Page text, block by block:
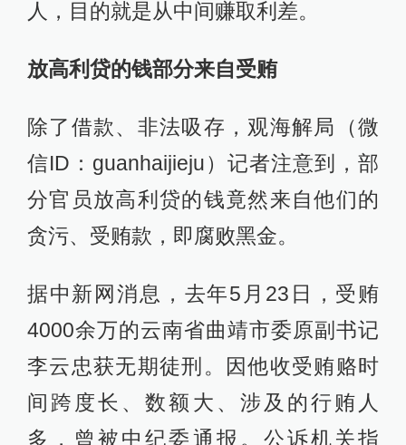
人，目的就是从中间赚取利差。
放高利贷的钱部分来自受贿
除了借款、非法吸存，观海解局（微
信ID：guanhaijieju）记者注意到，部
分官员放高利贷的钱竟然来自他们的
贪污、受贿款，即腐败黑金。
据中新网消息，去年5月23日，受贿
4000余万的云南省曲靖市委原副书记
李云忠获无期徒刑。因他收受贿赂时
间跨度长、数额大、涉及的行贿人
多，曾被中纪委通报。公诉机关指